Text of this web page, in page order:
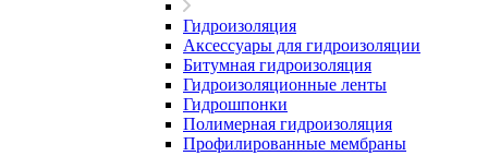
Гидроизоляция
Аксессуары для гидроизоляции
Битумная гидроизоляция
Гидроизоляционные ленты
Гидрошпонки
Полимерная гидроизоляция
Профилированные мембраны